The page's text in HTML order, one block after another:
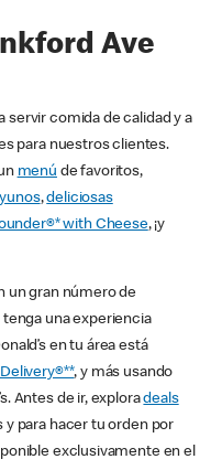
Ave
servir comida de calidad y a
para nuestros clientes.
menú de favoritos,
,deliciosas
with Cheese, ¡y
un gran número de
una experiencia
en tu área está
, y más usando
Antes de ir, exploradeals
para hacer tu orden por
exclusivamente en el